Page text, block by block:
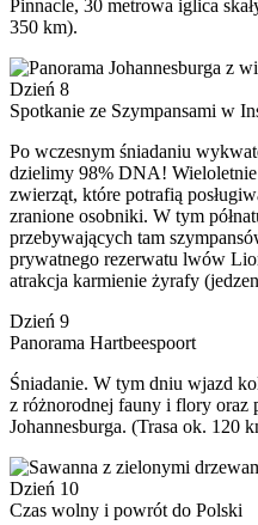
Pinnacle, 30 metrowa iglica
350 km).
Dzień 8
Spotkanie ze Szympansami w
Po wczesnym śniadaniu
dzielimy 98% DNA! Wieloletnie
zwierząt, które potrafią
zranione osobniki. W tym
przebywających tam
prywatnego rezerwatu lwów
atrakcja karmienie żyrafy
Dzień 9
Panorama Hartbeespoort
Śniadanie. W tym dniu wjazd
z różnorodnej fauny i flory oraz
Johannesburga. (Trasa ok. 120
Dzień 10
Czas wolny i powrót do Polski